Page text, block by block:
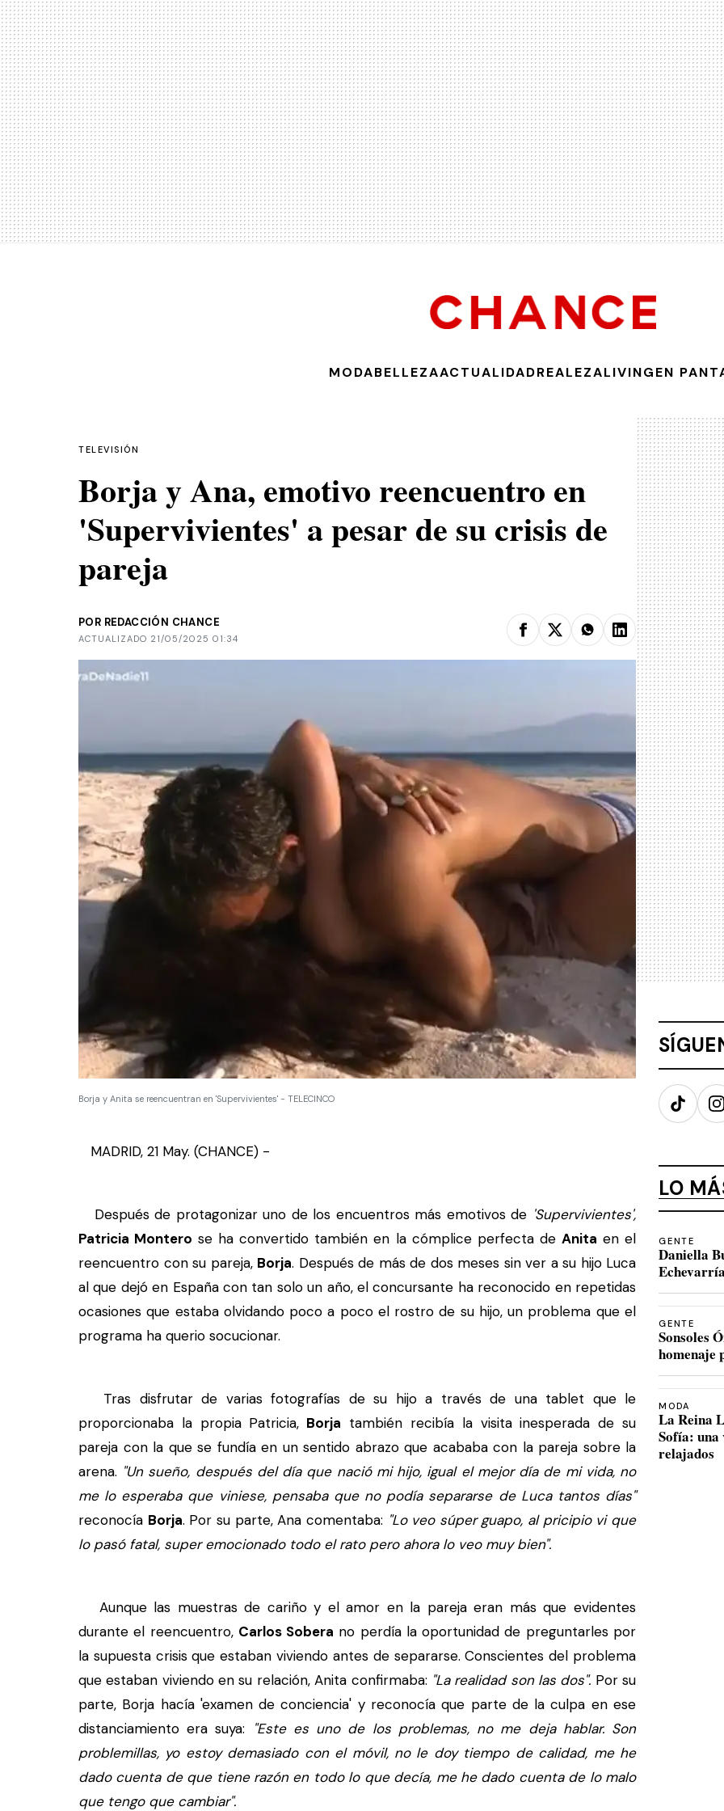
MODABELLEZAACTUALIDADREALEZALIVINGEN
TELEVISIÓN
Borja y Ana, emotivo reencuentro en
'Supervivientes' a pesar de su crisis de
pareja
POR REDACCIÓN CHANCE
ACTUALIZADO 21/05/2025 01:34
Borja y Anita se reencuentran en 'Supervivientes' - TELECINCO
MADRID, 21 May. (CHANCE) -
Después de protagonizar uno de los encuentros más emotivos de 'Supervivientes',
Patricia Montero se ha convertido también en la cómplice perfecta de Anita en el
reencuentro con su pareja, Borja. Después de más de dos meses sin ver a su hijo Luca
al que dejó en España con tan solo un año, el concursante ha reconocido en repetidas
ocasiones que estaba olvidando poco a poco el rostro de su hijo, un problema que el
programa ha querio socucionar.
Tras disfrutar de varias fotografías de su hijo a través de una tablet que le
proporcionaba la propia Patricia, Borja también recibía la visita inesperada de su
pareja con la que se fundía en un sentido abrazo que acababa con la pareja sobre la
arena. "Un sueño, después del día que nació mi hijo, igual el mejor día de mi vida, no
me lo esperaba que viniese, pensaba que no podía separarse de Luca tantos días"
reconocía Borja. Por su parte, Ana comentaba: "Lo veo súper guapo, al pricipio vi que
lo pasó fatal, super emocionado todo el rato pero ahora lo veo muy bien".
Aunque las muestras de cariño y el amor en la pareja eran más que evidentes
durante el reencuentro, Carlos Sobera no perdía la oportunidad de preguntarles por
la supuesta crisis que estaban viviendo antes de separarse. Conscientes del problema
que estaban viviendo en su relación, Anita confirmaba: "La realidad son las dos". Por su
parte, Borja hacía 'examen de conciencia' y reconocía que parte de la culpa en ese
distanciamiento era suya:
"Este es uno de los problemas, no me deja hablar. Son
problemillas, yo estoy demasiado con el móvil, no le doy tiempo de calidad, me he
dado cuenta de que tiene razón en todo lo que decía, me he dado cuenta de lo malo
que tengo que cambiar".
TikTok
LO
GENTE
Daniella
GENTE
Sonsoles
homenaje
MODA
La Reina
Sofía:
relajados